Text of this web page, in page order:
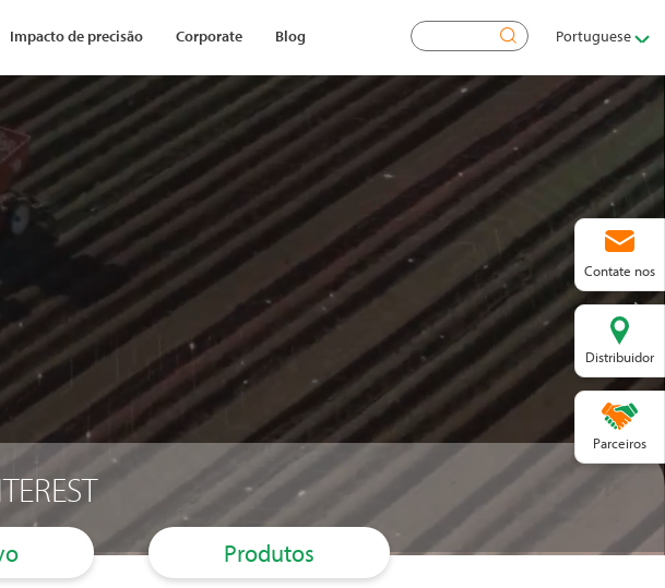
Contate nos
Distribuidor
Parceiros
Impacto de precisão Corporate Blog Pesquisar Portuguese
Produtos